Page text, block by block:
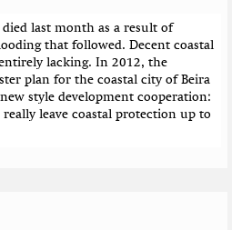
last month as a result of
that followed. Decent coastal
lacking. In 2012, the
plan for the coastal city of Beira
style development cooperation:
leave coastal protection up to